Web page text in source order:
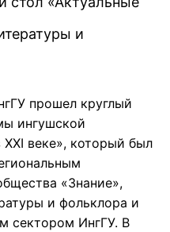
и
прошел круглый
ингушской
веке», который был
«Знание»,
и фольклора и
сектором ИнгГУ. В